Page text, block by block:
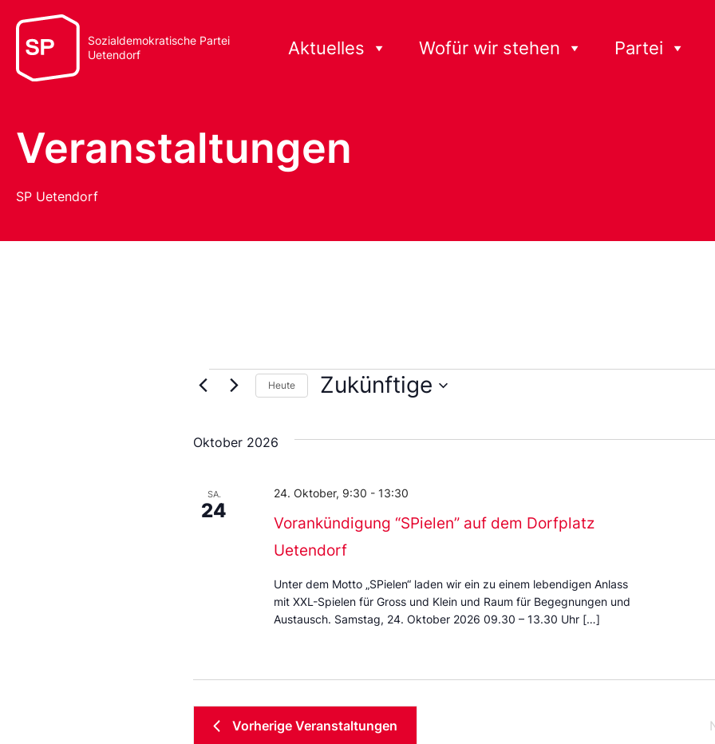
Sozialdemokratische Partei
Uetendorf
Aktuelles Wofür wir stehen Partei
Veranstaltungen
SP Uetendorf
Heute Zukünftige
das
Oktober 2026
SA.
24
Vorankündigung “SPielen” auf dem Dorfplatz
Uetendorf
24. Oktober, 9:30 - 13:30
Unter dem Motto „SPielen“ laden wir ein zu einem lebendigen Anlass
mit XXL-Spielen für Gross und Klein und Raum für Begegnungen und
Austausch. Samstag, 24. Oktober 2026 09.30 – 13.30 Uhr […]
Vorherige Veranstaltungen